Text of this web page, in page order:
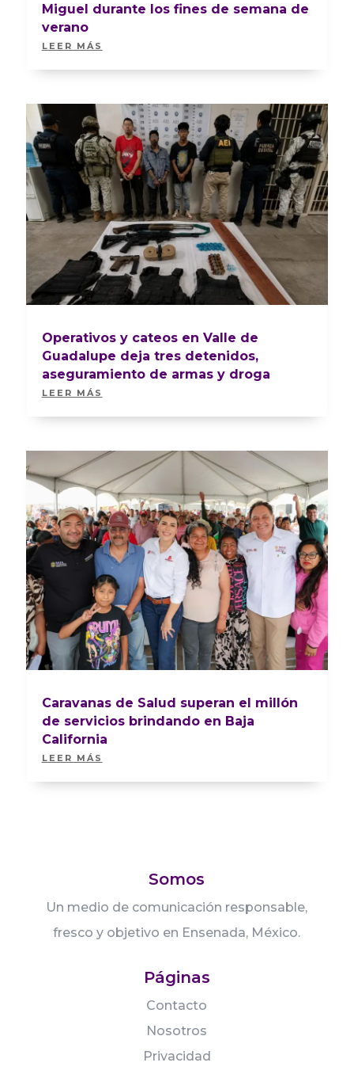
Miguel durante los fines de semana de
verano
LEER MÁS
Operativos y cateos en Valle de
Guadalupe deja tres detenidos,
aseguramiento de armas y droga
LEER MÁS
Caravanas de Salud superan el millón
de servicios brindando en Baja
California
LEER MÁS
Somos
Un medio de comunicación responsable,
fresco y objetivo en Ensenada, México.
Páginas
Contacto
Nosotros
Privacidad